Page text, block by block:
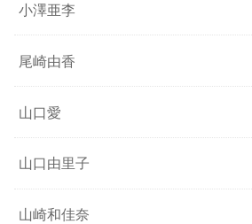
小澤亜李
尾崎由香
山口愛
山口由里子
山崎和佳奈